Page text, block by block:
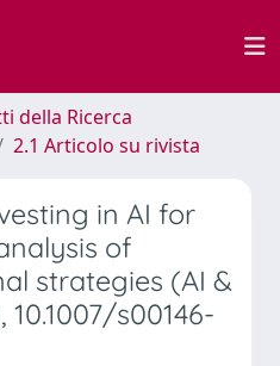
della Ricerca
2.1 Articolo su rivista
in AI for
of
strategies (AI &
10.1007/s00146-